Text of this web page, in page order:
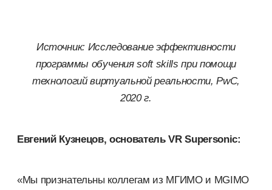
Источник: Исследование эффективности
программы обучения soft skills при помощи
технологий виртуальной реальности, PwC,
2020 г.
Евгений Кузнецов, основатель VR Supersonic:
«Мы признательны коллегам из МГИМО и MGIMO